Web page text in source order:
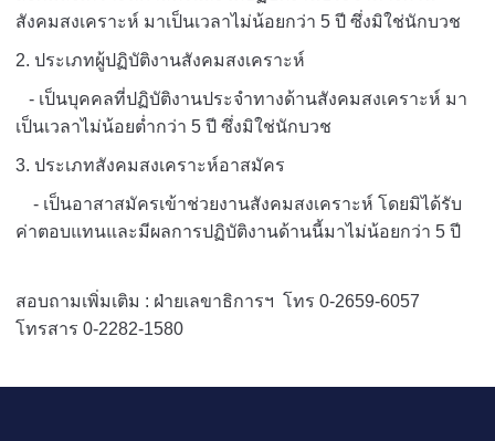
สังคมสงเคราะห์ มาเป็นเวลาไม่น้อยกว่า 5 ปี ซึ่งมิใช่นักบวช
2. ประเภทผู้ปฏิบัติงานสังคมสงเคราะห์
- เป็นบุคคลที่ปฏิบัติงานประจำทางด้านสังคมสงเคราะห์ มา
เป็นเวลาไม่น้อยต่ำกว่า 5 ปี ซึ่งมิใช่นักบวช
3. ประเภทสังคมสงเคราะห์อาสมัคร
- เป็นอาสาสมัครเข้าช่วยงานสังคมสงเคราะห์ โดยมิได้รับ
ค่าตอบแทนและมีผลการปฏิบัติงานด้านนี้มาไม่น้อยกว่า 5 ปี
สอบถามเพิ่มเติม : ฝ่ายเลขาธิการฯ โทร 0-2659-6057
โทรสาร 0-2282-1580